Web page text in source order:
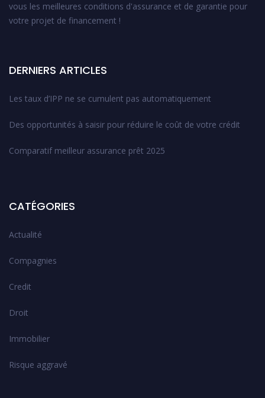
vous les meilleures conditions d'assurance et de garantie pour
votre projet de financement !
DERNIERS ARTICLES
Les taux d’IPP ne se cumulent pas automatiquement
Des opportunités à saisir pour réduire le coût de votre crédit
Comparatif meilleur assurance prêt 2025
CATÉGORIES
Actualité
Compagnies
Credit
Droit
Immobilier
Risque aggravé